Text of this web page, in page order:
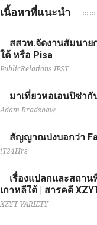
เนื้อหาที่แนะนำ
สสวท.จัดงานสัมนาย
ใต้ หรือ Pisa
PublicRelations IPST
มาเที่ยวหอเอนปิซ่ากั
Adam Bradshaw
สัญญาณบ่งบอกว่า
iT24Hrs
เรื่องแปลกและสถาน
เกาหลีใต้ | สารคดี
XZYT VARIETY